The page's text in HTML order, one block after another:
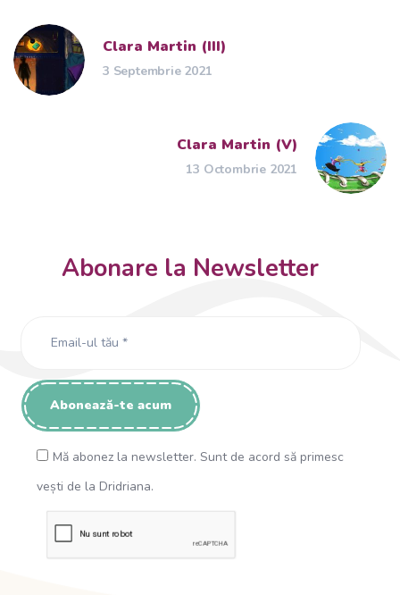
Clara Martin (III)
3 Septembrie 2021
Clara Martin (V)
13 Octombrie 2021
Abonare la Newsletter
Mă abonez la newsletter. Sunt de acord să primesc
vești de la Dridriana.